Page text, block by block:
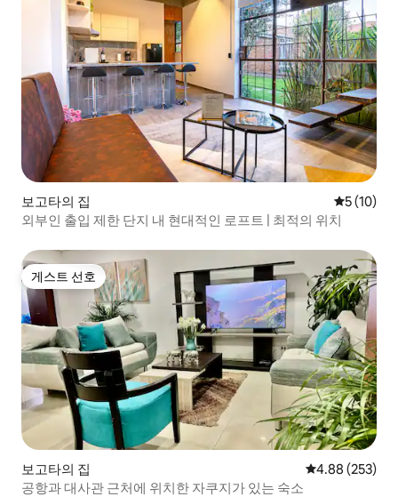
보고타의 집 평점 5점
5 (10)
외부인 출입 제한 단지 내 현대적인 로프트 | 최적의 위치
게스트 선호
게스트 선호
보고타의 집 평점 4.88점(5
4.88 (253)
공항과 대사관 근처에 위치한 자쿠지가 있는 숙소